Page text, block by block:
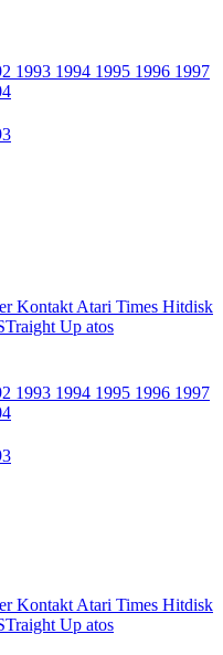
1993 1994 1995 1996 1997
Kontakt Atari Times Hitdisk
Up atos
1993 1994 1995 1996 1997
Kontakt Atari Times Hitdisk
Up atos